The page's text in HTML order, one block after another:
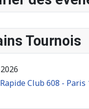
Tournois
Club 608 -